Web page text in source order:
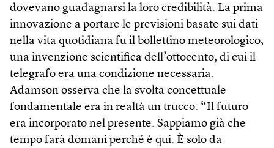
dovevano guadagnarsi la loro credibilità. La prima
innovazione a portare le previsioni basate sui dati
nella vita quotidiana fu il bollettino meteorologico,
una invenzione scientifica dell’ottocento, di cui il
telegrafo era una condizione necessaria.
Adamson osserva che la svolta concettuale
fondamentale era in realtà un trucco: “Il futuro
era incorporato nel presente. Sappiamo già che
tempo farà domani perché è qui. È solo da